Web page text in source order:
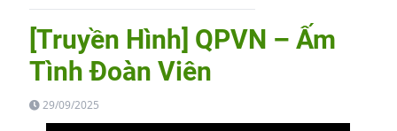
[Truyền Hình] QPVN – Ấm
Tình Đoàn Viên
29/09/2025